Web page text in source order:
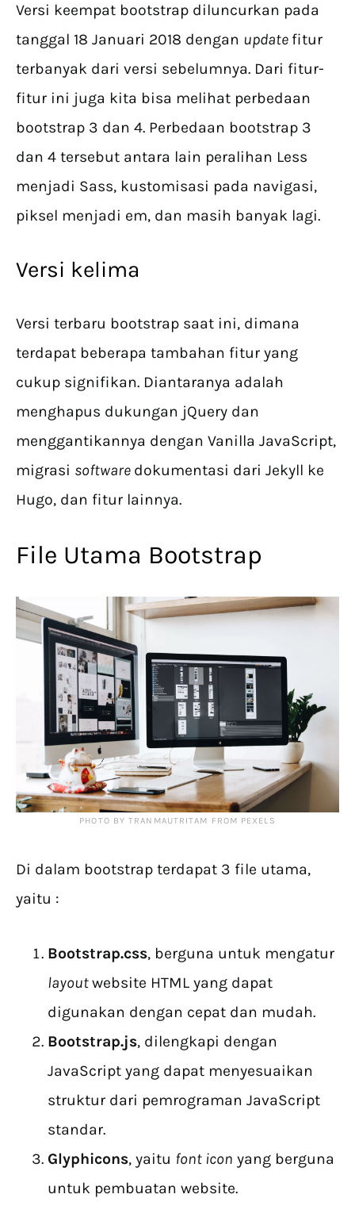
Versi keempat bootstrap diluncurkan pada
tanggal 18 Januari 2018 dengan update fitur
terbanyak dari versi sebelumnya. Dari fitur-
fitur ini juga kita bisa melihat perbedaan
bootstrap 3 dan 4. Perbedaan bootstrap 3
dan 4 tersebut antara lain peralihan Less
menjadi Sass, kustomisasi pada navigasi,
piksel menjadi em, dan masih banyak lagi.
Versi kelima
Versi terbaru bootstrap saat ini, dimana
terdapat beberapa tambahan fitur yang
cukup signifikan. Diantaranya adalah
menghapus dukungan jQuery dan
menggantikannya dengan Vanilla JavaScript,
migrasi software dokumentasi dari Jekyll ke
Hugo, dan fitur lainnya.
File Utama Bootstrap
PHOTO BY TRANMAUTRITAM FROM PEXELS
Di dalam bootstrap terdapat 3 file utama,
yaitu :
Bootstrap.css, berguna untuk mengatur
layoutwebsite HTML yang dapat
digunakan dengan cepat dan mudah.
Bootstrap.js, dilengkapi dengan
JavaScript yang dapat menyesuaikan
struktur dari pemrograman JavaScript
standar.
Glyphicons, yaitu font icon yang berguna
untuk pembuatan website.